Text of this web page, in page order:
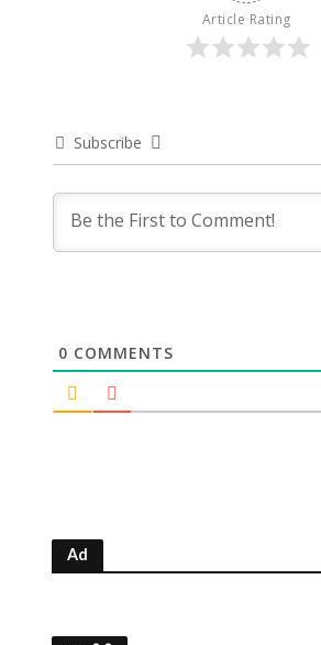
Article Rating
Subscribe
0 COMMENTS
Ad